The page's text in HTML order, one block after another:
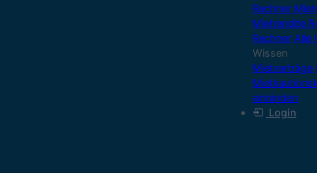
Rechner
Mietrendite
Rechner Alle
Wissen
Mietverträge
einbinden
Login